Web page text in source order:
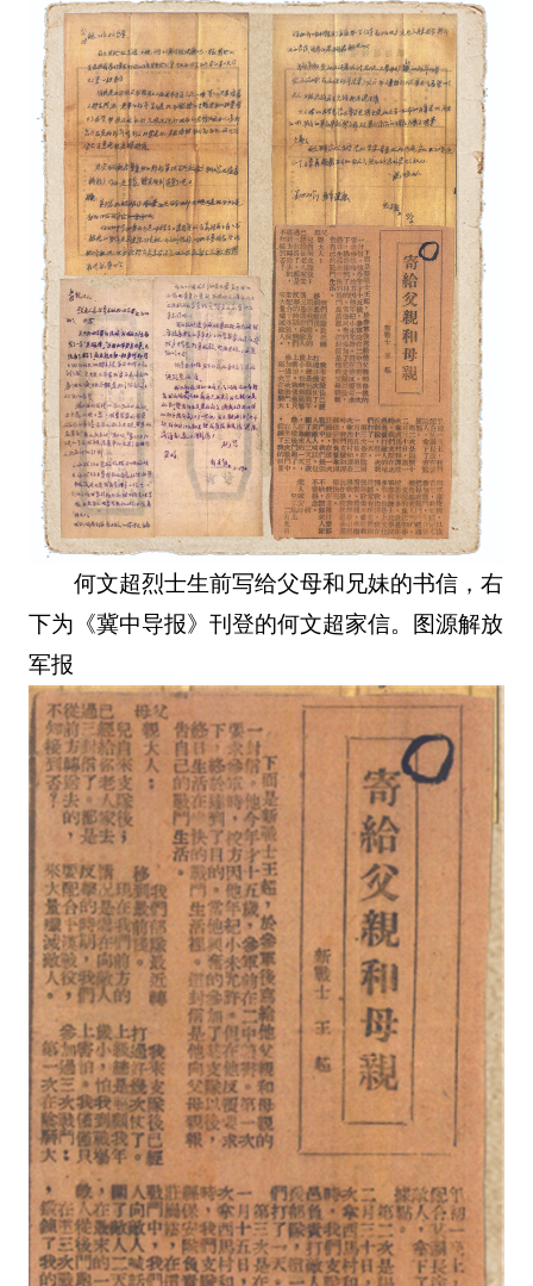
何文超烈士生前写给父母和兄妹的书信，右
下为《冀中导报》刊登的何文超家信。图源解放
军报